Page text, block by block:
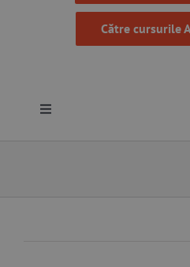
Către cursurile
Toggle